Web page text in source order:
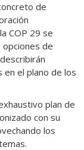
de
COP 29 se
opciones de
el plano de los
plan de
con su
los